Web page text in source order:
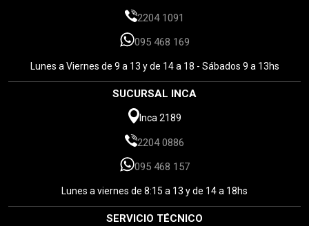
2204 1091
095 468 169
Lunes a Viernes de 9 a 13 y de 14 a 18 - Sábados 9 a 13hs
SUCURSAL INCA
Inca 2189
2204 0886
095 468 157
Lunes a viernes de 8:15 a 13 y de 14 a 18hs
SERVICIO TÉCNICO